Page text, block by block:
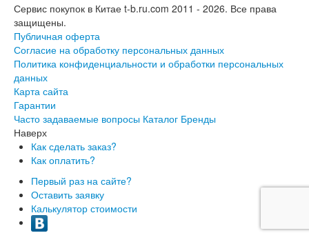
Сервис покупок в Китае t-b.ru.com 2011 - 2026. Все права
защищены.
Публичная оферта
Согласие на обработку персональных данных
Политика конфиденциальности и обработки персональных
данных
Карта сайта
Гарантии
Часто задаваемые вопросы Каталог Бренды
Наверх
Как сделать заказ?
Как оплатить?
Первый раз на сайте?
Оставить заявку
Калькулятор стоимости